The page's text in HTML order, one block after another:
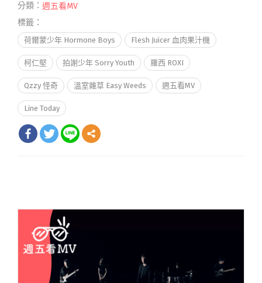
分類： 週五看MV
標籤：
荷爾蒙少年 Hormone Boys Flesh Juicer 血肉果汁機
柯仁堅 拍謝少年 Sorry Youth 羅西 ROXI
Qzzy 怪奇 溫室雜草 Easy Weeds 週五看MV
Line Today